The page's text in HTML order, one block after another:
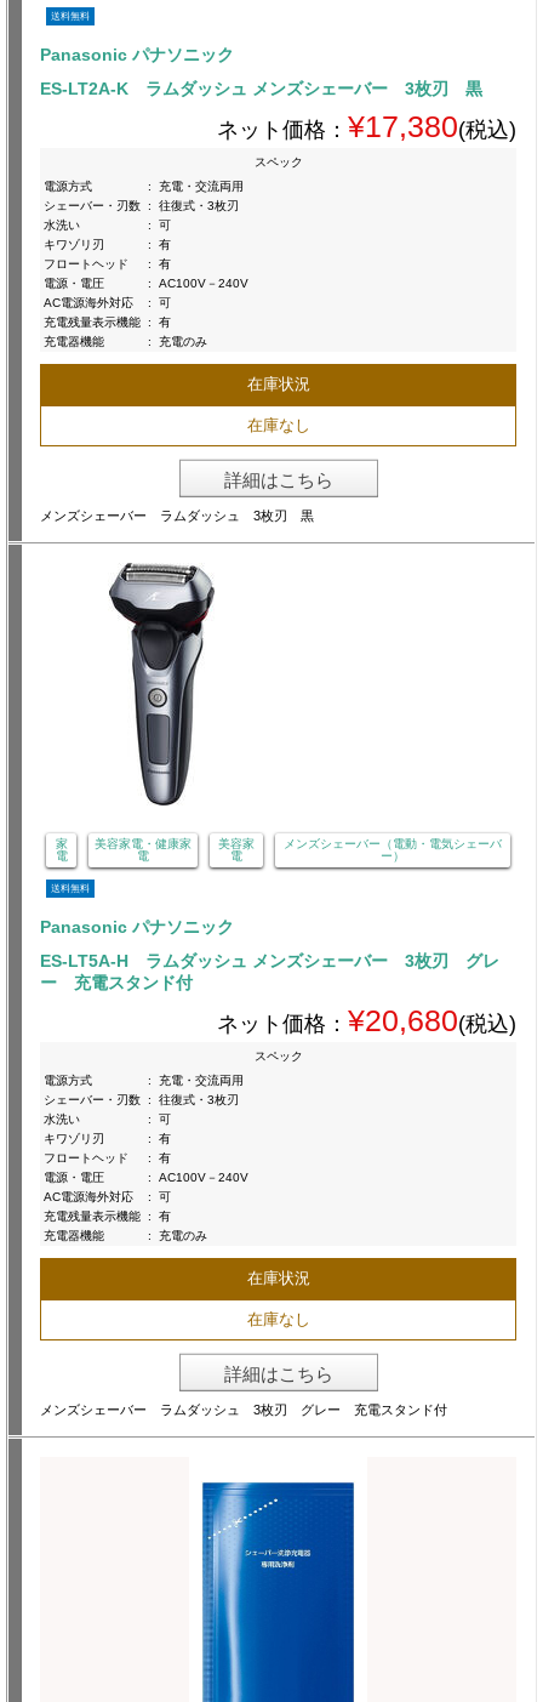
送料無料
Panasonic パナソニック
ES-LT2A-K ラムダッシュ メンズシェーバー 3枚刃 黒
ネット価格： ¥17,380(税込)
スペック
電源方式
:
充電・交流両用
シェーバー・刃数 :
往復式・3枚刃
水洗い
:
可
キワゾリ刃
:
有
フロートヘッド
:
有
電源・電圧
:
AC100V－240V
AC電源海外対応
:
可
充電残量表示機能 :
有
充電器機能
: 充電のみ
在庫状況
在庫なし
詳細はこちら
メンズシェーバー ラムダッシュ 3枚刃 黒
家
電
美容家電・健康家
電
美容家
電
メンズシェーバー（電動・電気シェーバ
ー）
送料無料
Panasonic パナソニック
ES-LT5A-H ラムダッシュ メンズシェーバー 3枚刃 グレ
ー 充電スタンド付
ネット価格： ¥20,680(税込)
スペック
電源方式
:
充電・交流両用
シェーバー・刃数 :
往復式・3枚刃
水洗い
:
可
キワゾリ刃
:
有
フロートヘッド
:
有
電源・電圧
:
AC100V－240V
AC電源海外対応
:
可
充電残量表示機能 :
有
充電器機能
: 充電のみ
在庫状況
在庫なし
詳細はこちら
メンズシェーバー ラムダッシュ 3枚刃 グレー 充電スタンド付